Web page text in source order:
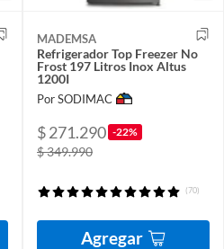
MADEMSA
Refrigerador Top Freezer No
Frost 197 Litros Inox Altus
1200I
Por SODIMAC
$ 271.290 -22%
$ 349.990
(70)
Agregar